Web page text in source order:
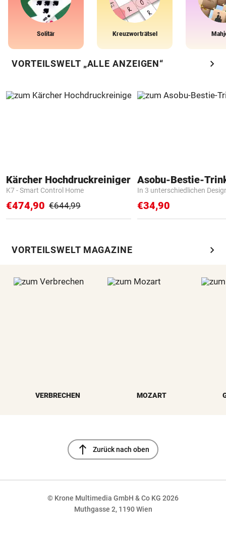
Solitär Kreuzworträtsel
VORTEILSWELT „ALLE ANZEIGEN“ chevron_right
Kärcher Hochdruckreiniger
K7 - Smart Control Home
€474,90 €644,99
Asobu-Bestie-
In 3 unterschiedlichen
€34,90
VORTEILSWELT MAGAZINE chevron_right
VERBRECHEN MOZART
north Zurück nach oben
© Krone Multimedia GmbH & Co KG 2026
Muthgasse 2, 1190 Wien